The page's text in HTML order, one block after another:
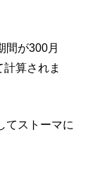
間が300月
計算されま
てストーマに